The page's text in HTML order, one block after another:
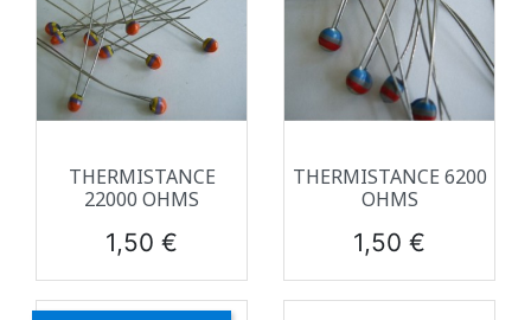
THERMISTANCE
22000 OHMS
Prix
1,50 €
THERMISTANCE 6200
OHMS
Prix
1,50 €